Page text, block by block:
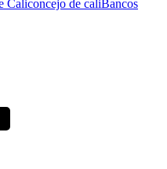
Caliconcejo de caliBancos